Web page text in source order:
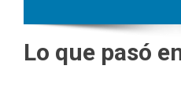
Lo que pasó